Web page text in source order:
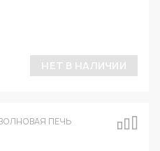
НЕТ В НАЛИЧИИ
ПЕЧЬ